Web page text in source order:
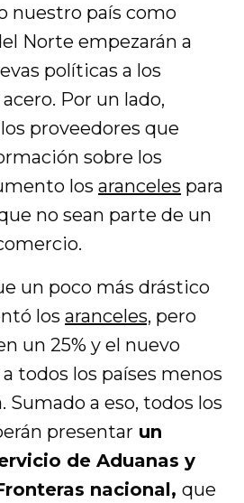
nuestro país como
Norte empezarán a
políticas a los
Por un lado,
proveedores que
sobre los
losaranceles para
no sean parte de un
un poco más drástico
losaranceles, pero
un 25% y el nuevo
todos los países menos
Sumado a eso, todos los
presentar un
de Aduanas y
nacional,que